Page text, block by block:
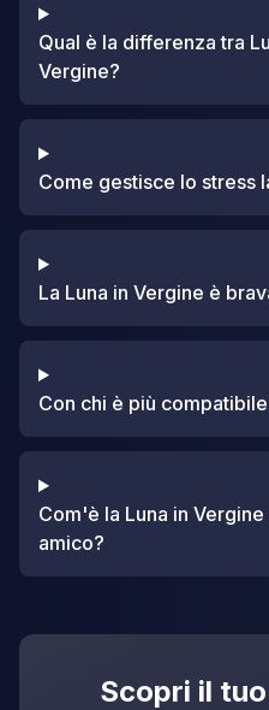
Qual è la differenza tra
Vergine?
Come gestisce lo stress
La Luna in Vergine è
Con chi è più
Com'è la Luna in
amico?
Scopri il